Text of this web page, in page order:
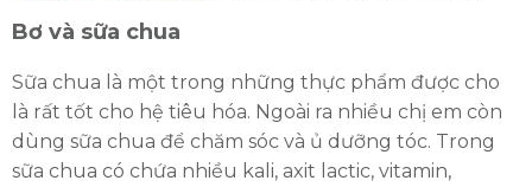
Bơ và sữa chua
Sữa chua là một trong những thực phẩm được cho
là rất tốt cho hệ tiêu hóa. Ngoài ra nhiều chị em còn
dùng sữa chua để chăm sóc và ủ dưỡng tóc. Trong
sữa chua có chứa nhiều kali, axit lactic, vitamin,